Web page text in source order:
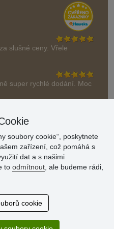
slušné ceny. Vřele
super rychlé dodání. Moc
soubory cookie“, poskytnete
zařízení, což pomáhá s
dat a s našimi
to odmítnout , ale budeme rádi,
cookie